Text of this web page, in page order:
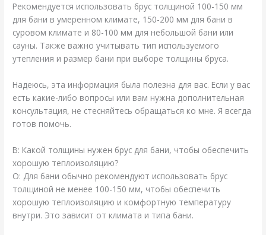
Рекомендуется использовать брус толщиной 100-150 мм
для бани в умеренном климате, 150-200 мм для бани в
суровом климате и 80-100 мм для небольшой бани или
сауны. Также важно учитывать тип используемого
утепления и размер бани при выборе толщины бруса.
Надеюсь, эта информация была полезна для вас. Если у вас
есть какие-либо вопросы или вам нужна дополнительная
консультация, не стесняйтесь обращаться ко мне. Я всегда
готов помочь.
В: Какой толщины нужен брус для бани, чтобы обеспечить
хорошую теплоизоляцию?
О: Для бани обычно рекомендуют использовать брус
толщиной не менее 100-150 мм, чтобы обеспечить
хорошую теплоизоляцию и комфортную температуру
внутри. Это зависит от климата и типа бани.